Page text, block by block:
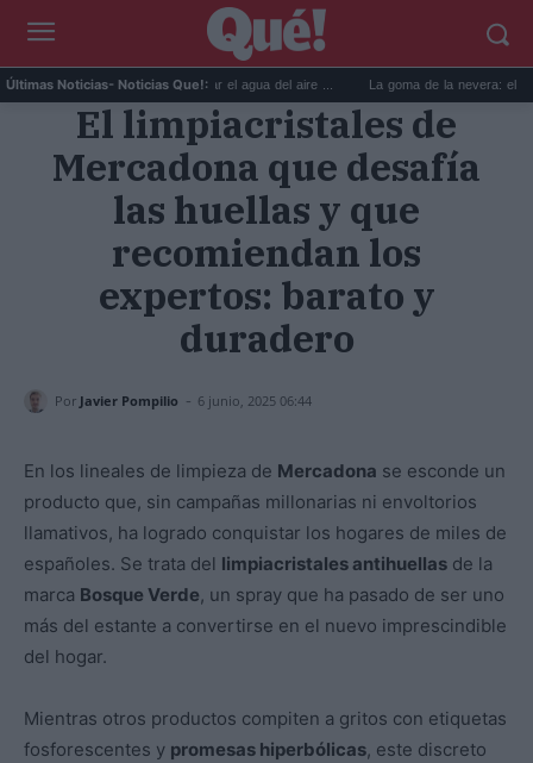
Últimas Noticias- Noticias Que!:
6 usos prácticos para reutilizar el agua del aire ... La goma de la nevera: el truco
El limpiacristales de
Mercadona que desafía
las huellas y que
recomiendan los
expertos: barato y
duradero
Por Javier Pompilio - 6 junio, 2025 06:44
En los lineales de limpieza de Mercadona se esconde un
producto que, sin campañas millonarias ni envoltorios
llamativos, ha logrado conquistar los hogares de miles de
españoles. Se trata del limpiacristales antihuellas de la
marca Bosque Verde, un spray que ha pasado de ser uno
más del estante a convertirse en el nuevo imprescindible
del hogar.
Mientras otros productos compiten a gritos con etiquetas
fosforescentes y promesas hiperbólicas, este discreto